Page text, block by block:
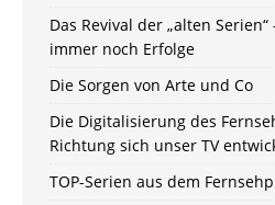
Das Revival der „alten
immer noch Erfolge
Die Sorgen von Arte und Co
Die Digitalisierung des
Richtung sich unser TV
TOP-Serien aus dem